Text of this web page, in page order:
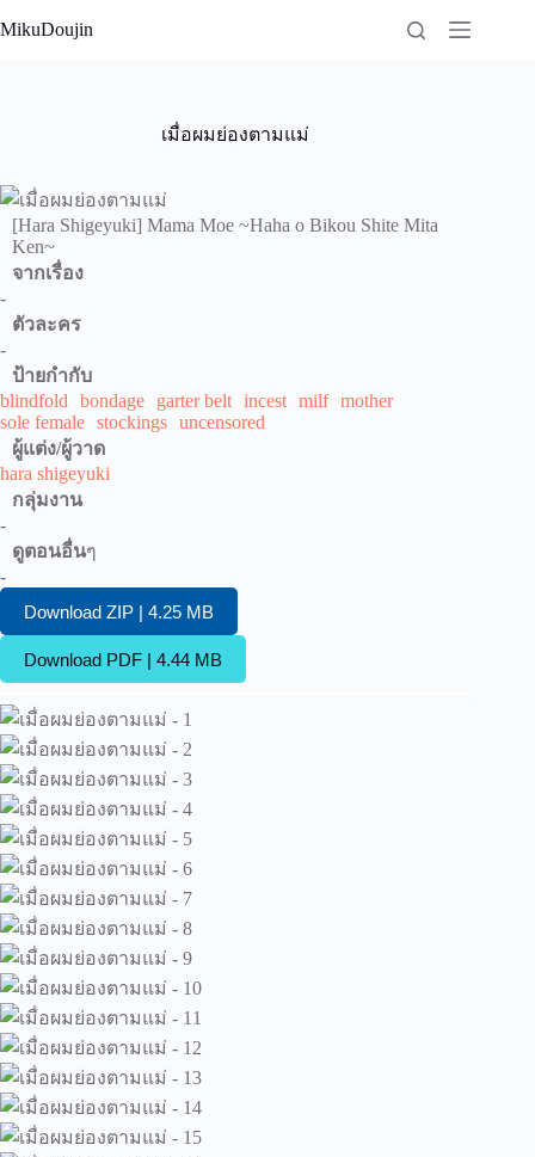
to
MikuDoujin
เมื่อผมย่องตามแม่
[Hara Shigeyuki] Mama Moe ~Haha o Bikou Shite Mita
Ken~
จากเรื่อง
-
ตัวละคร
-
ป้ายกำกับ
blindfold
bondage garter belt incest milf mother
sole female stockings uncensored
ผู้แต่ง/ผู้วาด
hara shigeyuki
กลุ่มงาน
-
ดูตอนอื่นๆ
-
Download ZIP | 4.25 MB
Download PDF | 4.44 MB